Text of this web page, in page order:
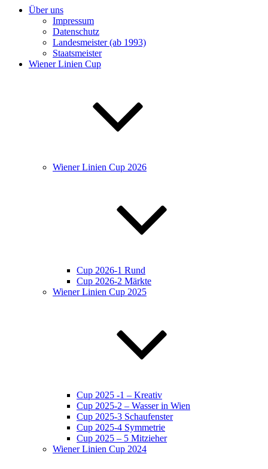
Über uns
Impressum
Datenschutz
Landesmeister (ab 1993)
Staatsmeister
Wiener Linien Cup
Wiener Linien Cup 2026
Cup 2026-1 Rund
Cup 2026-2 Märkte
Wiener Linien Cup 2025
Cup 2025 -1 – Kreativ
Cup 2025-2 – Wasser in Wien
Cup 2025-3 Schaufenster
Cup 2025-4 Symmetrie
Cup 2025 – 5 Mitzieher
Wiener Linien Cup 2024